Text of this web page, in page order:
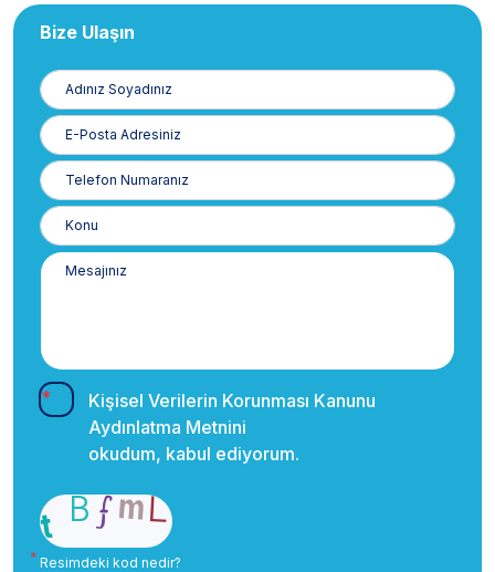
Bize Ulaşın
Adınız
Soyadınız
E-
Posta
Telefon
Numaranız
Kişisel Verilerin Korunması Kanunu
Aydınlatma Metnini
okudum, kabul ediyorum.
Resimdeki kod nedir?